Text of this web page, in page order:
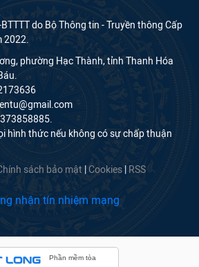
do Bộ Thông tin - Truyền thông Cấp
2022.
phường Hạc Thành, tỉnh Thanh Hóa
hình thức nếu không có sự chấp thuận
sách bảo mật Cookies RSS
Phần mềm tòa